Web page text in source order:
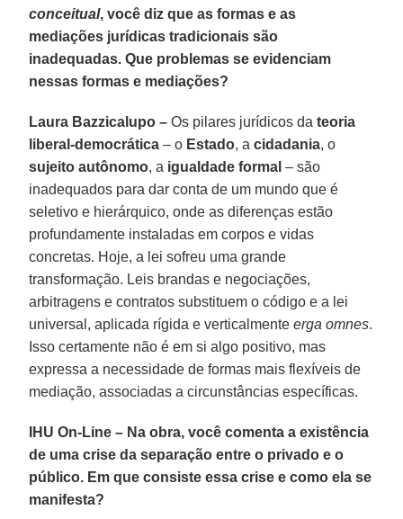
conceitual, você diz que as formas e as
mediações jurídicas tradicionais são
inadequadas. Que problemas se evidenciam
nessas formas e mediações?
Laura Bazzicalupo – Os pilares jurídicos dateoria
liberal-democrática – o Estado, acidadania, o
sujeito autônomo, a igualdade formal – são
inadequados para dar conta de um mundo que é
seletivo e hierárquico, onde as diferenças estão
profundamente instaladas em corpos e vidas
concretas. Hoje, a lei sofreu uma grande
transformação. Leis brandas e negociações,
arbitragens e contratos substituem o código e a lei
universal, aplicada rígida e verticalmenteerga omnes.
Isso certamente não é em si algo positivo, mas
expressa a necessidade de formas mais flexíveis de
mediação, associadas a circunstâncias específicas.
IHU On-Line – Na obra, você comenta a existência
de uma crise da separação entre o privado e o
público. Em que consiste essa crise e como ela se
manifesta?